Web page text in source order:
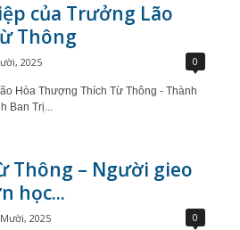
của Trưởng Lão
Thông
2025 0
Hòa Thượng Thích Từ Thông - Thành
Trị...
Thông – Người gieo
học...
2025 0